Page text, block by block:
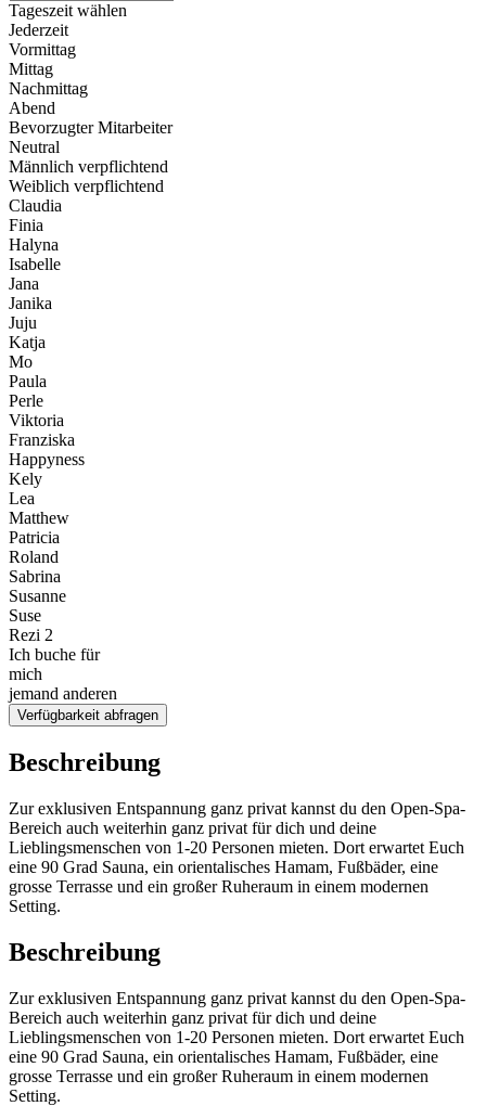
Tageszeit wählen
Jederzeit
Vormittag
Mittag
Nachmittag
Abend
Bevorzugter Mitarbeiter
Neutral
Männlich verpflichtend
Weiblich verpflichtend
Claudia
Finia
Halyna
Isabelle
Jana
Janika
Juju
Katja
Mo
Paula
Perle
Viktoria
Franziska
Happyness
Kely
Lea
Matthew
Patricia
Roland
Sabrina
Susanne
Suse
Rezi 2
Ich buche für
mich
jemand anderen
Verfügbarkeit abfragen
Beschreibung
Zur exklusiven Entspannung ganz privat kannst du den Open-Spa-
Bereich auch weiterhin ganz privat für dich und deine
Lieblingsmenschen von 1-20 Personen mieten. Dort erwartet Euch
eine 90 Grad Sauna, ein orientalisches Hamam, Fußbäder, eine
grosse Terrasse und ein großer Ruheraum in einem modernen
Setting.
Beschreibung
Zur exklusiven Entspannung ganz privat kannst du den Open-Spa-
Bereich auch weiterhin ganz privat für dich und deine
Lieblingsmenschen von 1-20 Personen mieten. Dort erwartet Euch
eine 90 Grad Sauna, ein orientalisches Hamam, Fußbäder, eine
grosse Terrasse und ein großer Ruheraum in einem modernen
Setting.